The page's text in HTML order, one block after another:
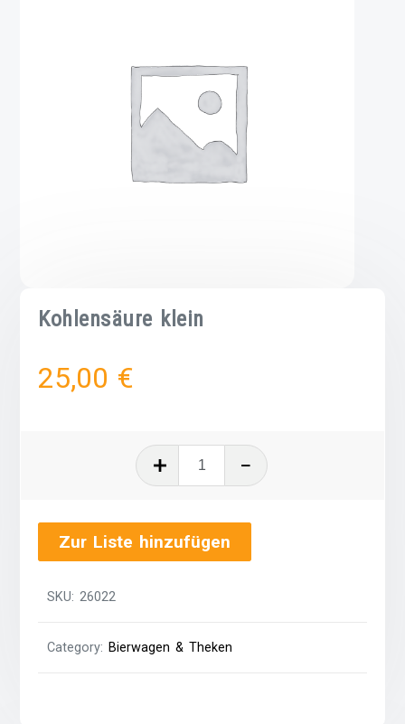
Kohlensäure klein
25,00 €
Kohlensäure
Zur Liste hinzufügen
SKU:26022
Category: Bierwagen & Theken